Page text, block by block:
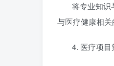
将专业知识
与医疗健康相
4. 医疗项